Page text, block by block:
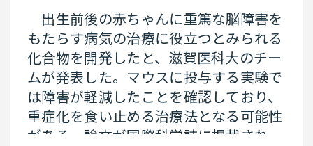
４分の１にあたる３３５組合で保険料率
が１０％以上となった。
集計は、健保連の調査に回答があった
１３６８組合のデータを基に、全加盟組
合の推計値を算出した。
るか明確ではないが、過去に行われた意識調査ではストレ
スが主な原因と考える人が目立った。
チームの伴野千尋・同大産科婦人科助教は「自らを責め
たり、うつ病になったりして離職するケースがある。多く
の人に正しい知識を普及させたい」と話す。
流産や死産の経験者を支援する「周産期グリーフケアは
ちどりプロジェクト」の共同代表で助産師の遠藤佑子さん
出生前後の赤ちゃんに重篤な脳障害を
もたらす病気の治療に役立つとみられる
化合物を開発したと、滋賀医科大のチー
ムが発表した。マウスに投与する実験で
は障害が軽減したことを確認しており、
重症化を食い止める治療法となる可能性
がある。論文が国際科学誌に掲載され